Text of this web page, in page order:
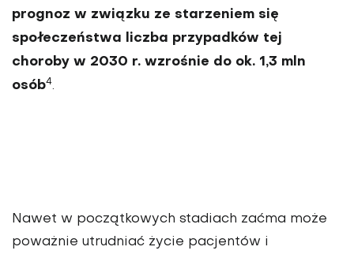
pro­gnoz w związku ze starze­niem się
społeczeństwa liczba przypadków tej
choroby w 2030 r. wzro­śnie do ok. 1,3 mln
osób4.
Nawet w początkowych stadiach zaćma może
poważ­nie utrudniać życie pacjentów i